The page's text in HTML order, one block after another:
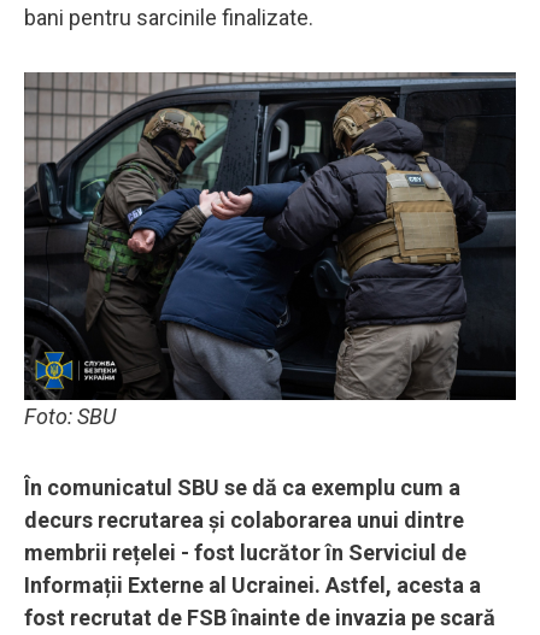
bani pentru sarcinile finalizate.
Foto: SBU
În comunicatul SBU se dă ca exemplu cum a
decurs recrutarea și colaborarea unui dintre
membrii rețelei - fost lucrător în Serviciul de
Informații Externe al Ucrainei. Astfel, acesta a
fost recrutat de FSB înainte de invazia pe scară